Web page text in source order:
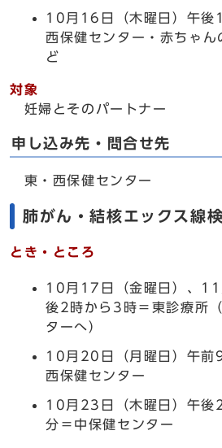
10月16日（木曜日）午後
西保健センター・赤ちゃん
ど
対象
妊婦とそのパートナー
申し込み先・問合せ先
東・西保健センター
肺がん・結核エックス線
とき・ところ
10月17日（金曜日）、11
後2時から3時＝東診療所
ターへ）
10月20日（月曜日）午
西保健センター
10月23日（木曜日）午
分＝中保健センター